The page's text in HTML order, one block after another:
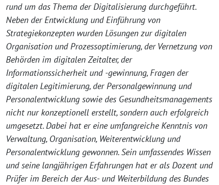
rund um das Thema der Digitalisierung durchgeführt.
Neben der Entwicklung und Einführung von
Strategiekonzepten wurden Lösungen zur digitalen
Organisation und Prozessoptimierung, der Vernetzung von
Behörden im digitalen Zeitalter, der
Informationssicherheit und -gewinnung, Fragen der
digitalen Legitimierung, der Personalgewinnung und
Personalentwicklung sowie des Gesundheitsmanagements
nicht nur konzeptionell erstellt, sondern auch erfolgreich
umgesetzt. Dabei hat er eine umfangreiche Kenntnis von
Verwaltung, Organisation, Weiterentwicklung und
Personalentwicklung gewonnen. Sein umfassendes Wissen
und seine langjährigen Erfahrungen hat er als Dozent und
Prüfer im Bereich der Aus- und Weiterbildung des Bundes